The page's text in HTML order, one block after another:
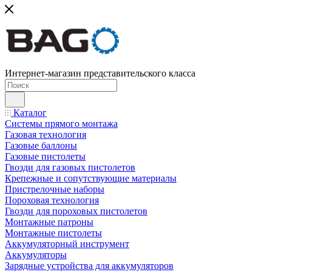
Интернет-магазин представительского класса
Каталог
Системы прямого монтажа
Газовая технология
Газовые баллоны
Газовые пистолеты
Гвозди для газовых пистолетов
Крепежные и сопутствующие материалы
Пристрелочные наборы
Пороховая технология
Гвозди для пороховых пистолетов
Монтажные патроны
Монтажные пистолеты
Аккумуляторный инструмент
Аккумуляторы
Зарядные устройства для аккумуляторов